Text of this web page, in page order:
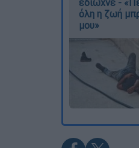
όλη η ζωή
μου»